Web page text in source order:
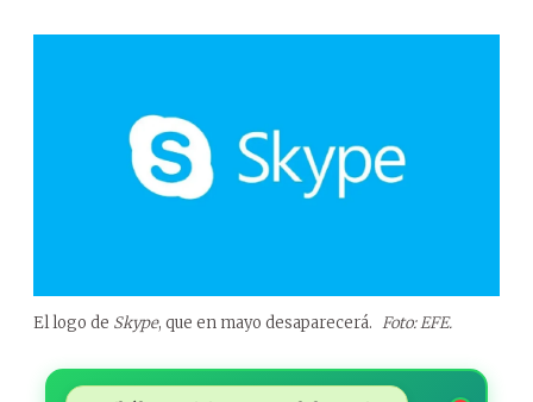
El logo de Skype, que en mayo desaparecerá. Foto: EFE.